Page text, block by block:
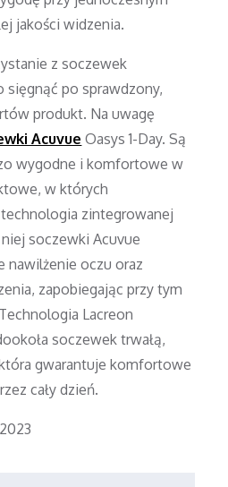
jakości widzenia.
z soczewek
po sprawdzony,
produkt. Na uwagę
Acuvue Oasys 1-Day. Są
wygodne i komfortowe w
w których
zintegrowanej
soczewki Acuvue
nawilżenie oczu oraz
zapobiegając przy tym
Lacreon
soczewek trwałą,
gwarantuje komfortowe
cały dzień.